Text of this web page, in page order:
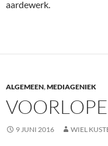
aardewerk.
ALGEMEEN,MEDIAGENIEK
9 JUNI 2016 WIEL